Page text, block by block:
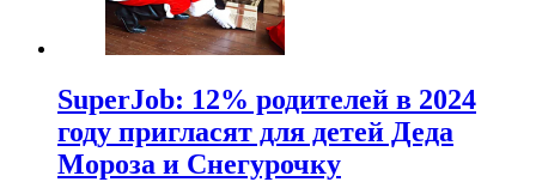
SuperJob: 12% родителей в 2024
году пригласят для детей Деда
Мороза и Снегурочку